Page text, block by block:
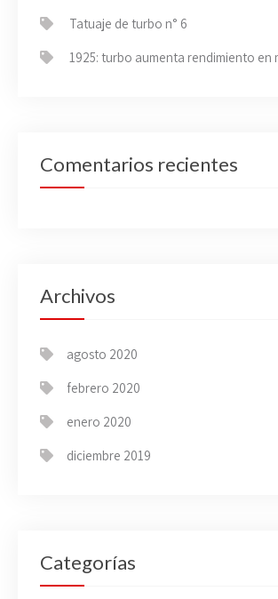
Tatuaje de turbo n° 6
1925: turbo aumenta rendimiento en
Comentarios recientes
Archivos
agosto 2020
febrero 2020
enero 2020
diciembre 2019
Categorías